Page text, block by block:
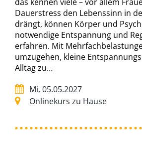
Dauerstress den Lebenssinn in
drängt, können Körper und
notwendige Entspannung und
erfahren. Mit
umzugehen, kleine
Alltag zu…
Mi, 05.05.2027
Onlinekurs zu Hause